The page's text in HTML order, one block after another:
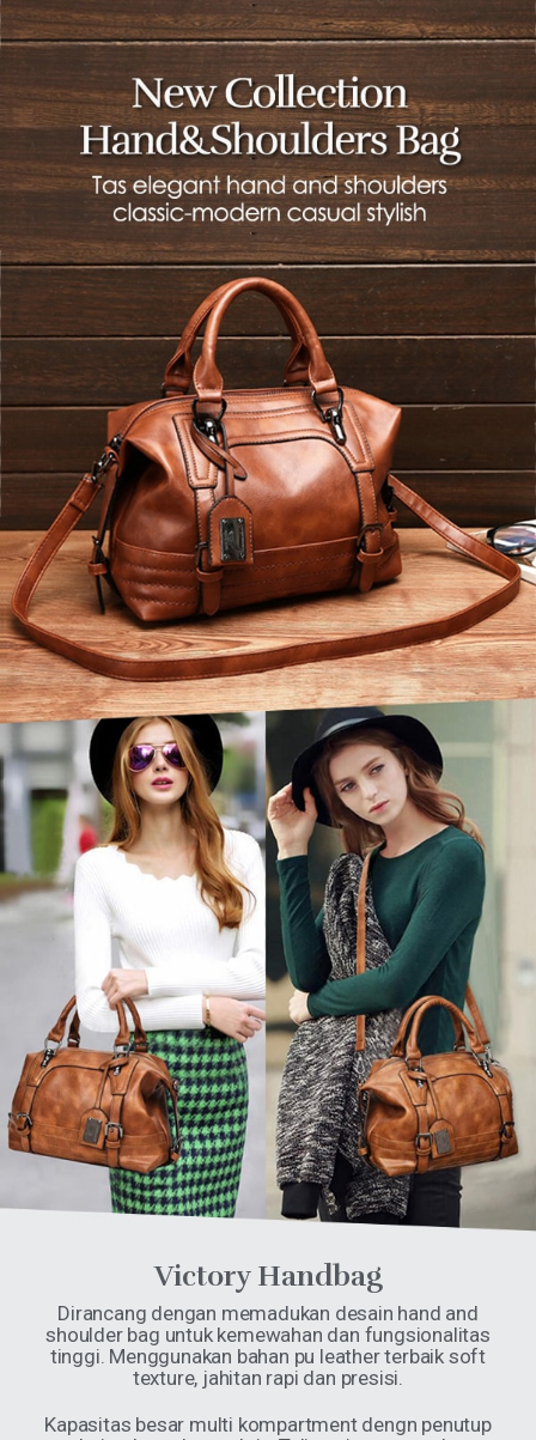
Victory Handbag
Dirancang dengan memadukan desain hand and
shoulder bag untuk kemewahan dan fungsionalitas
tinggi. Menggunakan bahan pu leather terbaik soft
texture, jahitan rapi dan presisi.
Kapasitas besar multi kompartment dengn penutup